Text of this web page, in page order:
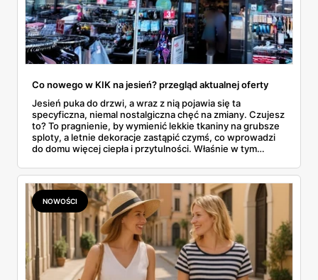
Co nowego w KIK na jesień? przegląd aktualnej oferty
Jesień puka do drzwi, a wraz z nią pojawia się ta
specyficzna, niemal nostalgiczna chęć na zmiany. Czujesz
to? To pragnienie, by wymienić lekkie tkaniny na grubsze
sploty, a letnie dekoracje zastąpić czymś, co wprowadzi
do domu więcej ciepła i przytulności. Właśnie w tym
sezonowymi nowościami, które nie zrujnowaną
domowego budżetu. I tu na scenę wkracza KiK, dyskont
tekstylny, który od lat udowadnia, że przygotowanie
siebie i swojego mieszkania na nową porę roku nie musi
wiązać się z ogromnymi wydatkami. W tym artykule
zrobimy pełen przegląd tego, co sieć przygotowała na
nadchodzące, chłodniejsze miesiące. Prześwietlimy
modowe propozycje dla całej rodziny i sprawdzimy, jakimi
drobiazgami można wyczarować jesienny klimat we
wnętrzach.
NOWOŚCI